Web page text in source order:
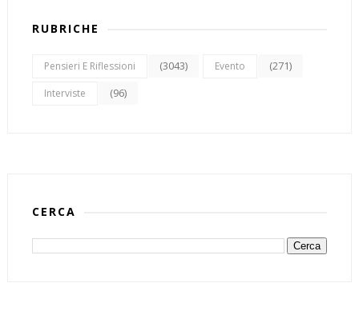
RUBRICHE
Pensieri E Riflessioni (3043) Evento (271)
Interviste (96)
CERCA